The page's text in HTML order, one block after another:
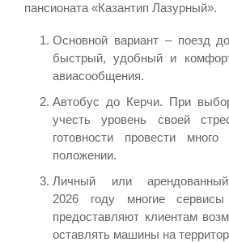
пансионата «Казантип Лазурный».
Основной вариант – поезд
быстрый, удобный и
авиасообщения.
Автобус до Керчи. При
учесть уровень своей
готовности провести
положении.
Личный или
2026 году многие
предоставляют клиентам
оставлять машины на